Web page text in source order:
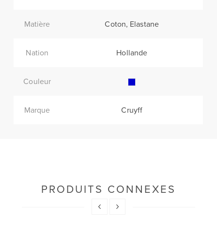
Matière Coton, Elastane
Nation Hollande
Couleur
Marque Cruyff
PRODUITS CONNEXES